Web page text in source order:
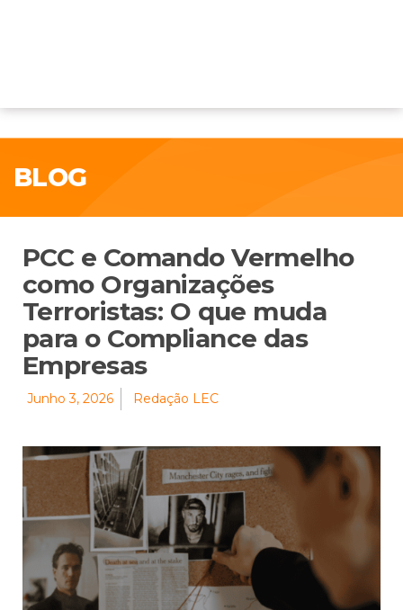
BLOG
PCC e Comando Vermelho
como Organizações
Terroristas: O que muda
para o Compliance das
Empresas
Junho 3, 2026 Redação LEC